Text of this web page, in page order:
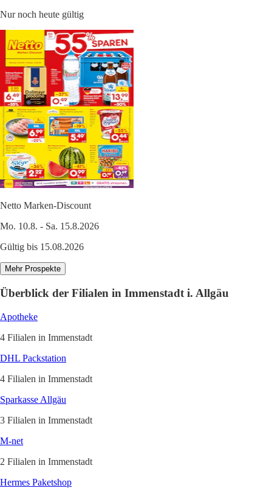
Nur noch heute gültig
Netto Marken-Discount
Mo. 10.8. - Sa. 15.8.2026
Gültig bis 15.08.2026
Mehr Prospekte
Überblick der Filialen in Immenstadt i. Allgäu
Apotheke
4 Filialen in Immenstadt
DHL Packstation
4 Filialen in Immenstadt
Sparkasse Allgäu
3 Filialen in Immenstadt
M-net
2 Filialen in Immenstadt
Hermes Paketshop